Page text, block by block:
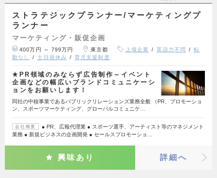
ストラテジックプランナー/マーケティングプ
ランナー
マーケティング・販促企画
400万円 ～ 799万円 東京都 上場企業 英語力不問
転
勤なし
土日祝休み 育児支援制度
★PR領域のみならず広告制作～イベント
企画などの幅広いブランドコミュニケーシ
ョンをお願いします！
同社の中核事業であるパブリックリレーションズ業務全般 （PR、プロモーショ
ン、スポーツマーケティング、グローバルコミュニケ…
会社概要
● PR、広報代理業 ● スポーツ選手、アーティスト等のマネジメント
業務 ● 新規ビジネスの企画開発 ● セールスプロモーショ…
興味あり 詳細へ